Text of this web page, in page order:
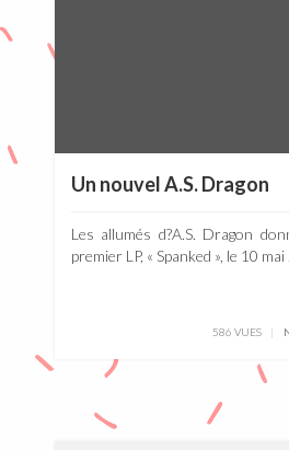
Un nouvel A.S. Dragon
Les allumés d?A.S. Dragon
premier LP, « Spanked », le 10 mai
586 VUES